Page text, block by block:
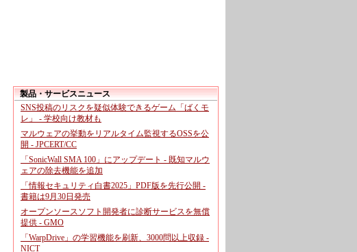
製品・サービスニュース
SNS投稿のリスクを疑似体験できるゲーム「ばくモ
レ」 - 学校向け教材も
マルウェアの挙動をリアルタイム監視するOSSを公
開 - JPCERT/CC
「SonicWall SMA 100」にアップデート - 既知マルウ
ェアの除去機能を追加
「情報セキュリティ白書2025」PDF版を先行公開 -
書籍は9月30日発売
オープンソースソフト開発者に診断サービスを無償
提供 - GMO
「WarpDrive」の学習機能を刷新、3000問以上収録 -
NICT